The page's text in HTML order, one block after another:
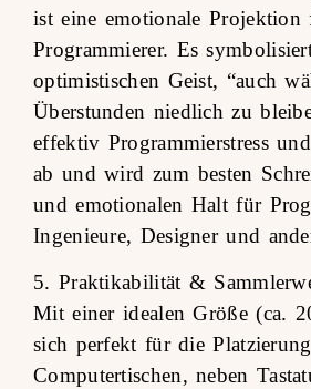
ist eine emotionale Projektion
Programmierer. Es
optimistischen Geist, “auch
Überstunden niedlich zu
effektiv Programmierstress
ab und wird zum besten
und emotionalen Halt für
Ingenieure, Designer und
5. Praktikabilität &
Mit einer idealen Größe (ca.
sich perfekt für die
Computertischen, neben